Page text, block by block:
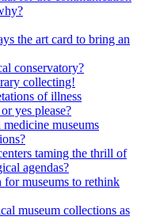
the art card to bring an
conservatory?
collecting!
of illness
yes please?
museums
taming the thrill of
agendas?
for museums to rethink
museum collections as